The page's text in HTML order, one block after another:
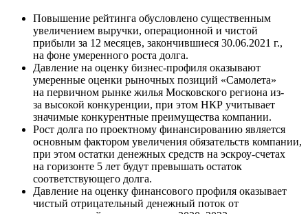
Повышение рейтинга обусловлено существенным
увеличением выручки, операционной и чистой
прибыли за 12 месяцев, закончившиеся 30.06.2021 г.,
на фоне умеренного роста долга.
Давление на оценку бизнес-профиля оказывают
умеренные оценки рыночных позиций «Самолета»
на первичном рынке жилья Московского региона из-
за высокой конкуренции, при этом НКР учитывает
значимые конкурентные преимущества компании.
Рост долга по проектному финансированию является
основным фактором увеличения обязательств компании,
при этом остатки денежных средств на эскроу-счетах
на горизонте 5 лет будут превышать остаток
соответствующего долга.
Давление на оценку финансового профиля оказывает
чистый отрицательный денежный поток от